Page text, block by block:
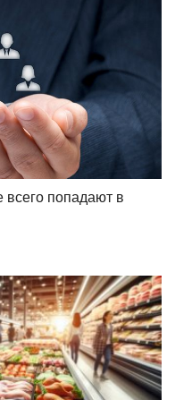
попадают в